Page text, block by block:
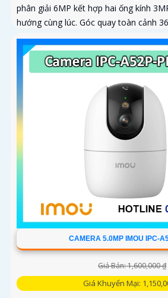
phân giải 6MP kết hợp hai ống kính
hướng cùng lúc. Góc quay toàn cảnh
ngoại 15m cho phép ghi hình rõ nét cả
CAMERA 5.0MP IMOU IPC-
Giá Bán: 1,600,000 ₫
Giá Khuyến Mại: